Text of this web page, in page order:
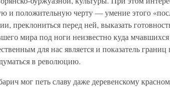
и положительную черту — умение этого
преклониться перед ней, выказать
мира под ноги неизвестно куда
для нас является и показатель
в революцию.
мог петь славу даже деревенскому